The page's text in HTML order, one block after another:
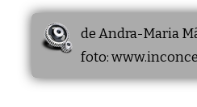
de Andra-Maria
foto: